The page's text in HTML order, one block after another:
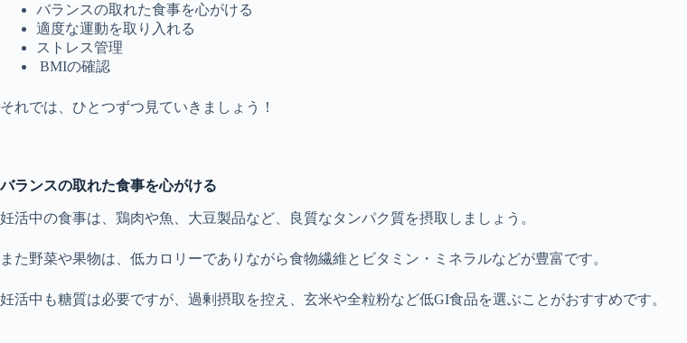
バランスの取れた食事を心がける
適度な運動を取り入れる
ストレス管理
BMIの確認
それでは、ひとつずつ見ていきましょう！
バランスの取れた食事を心がける
妊活中の食事は、鶏肉や魚、大豆製品など、良質なタンパク質を摂取しましょう。
また野菜や果物は、低カロリーでありながら食物繊維とビタミン・ミネラルなどが豊富です。
妊活中も糖質は必要ですが、過剰摂取を控え、玄米や全粒粉など低GI食品を選ぶことがおすすめです。